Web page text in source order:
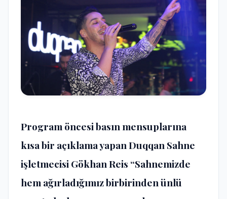
Program öncesi basın mensuplarına
kısa bir açıklama yapan Duqqan Sahne
işletmecisi Gökhan Reis “Sahnemizde
hem ağırladığımız birbirinden ünlü